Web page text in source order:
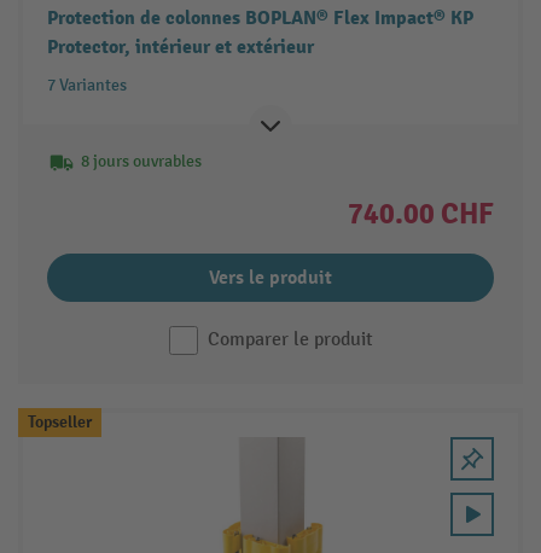
Protection de colonnes BOPLAN® Flex Impact® KP
Protector, intérieur et extérieur
7 Variantes
8 jours ouvrables
740.00 CHF
Vers le produit
Comparer le produit
Topseller